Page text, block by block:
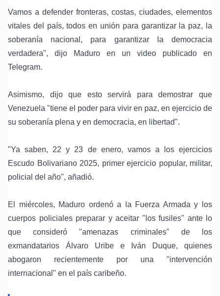
Vamos a defender fronteras, costas, ciudades, elementos
vitales del país, todos en unión para garantizar la paz, la
soberanía nacional, para garantizar la democracia
verdadera", dijo Maduro en un video publicado en
Telegram.
Asimismo, dijo que esto servirá para demostrar que
Venezuela "tiene el poder para vivir en paz, en ejercicio de
su soberanía plena y en democracia, en libertad".
"Ya saben, 22 y 23 de enero, vamos a los ejercicios
Escudo Bolivariano 2025, primer ejercicio popular, militar,
policial del año", añadió.
El miércoles, Maduro ordenó a la Fuerza Armada y los
cuerpos policiales preparar y aceitar "los fusiles" ante lo
que consideró "amenazas criminales" de los
exmandatarios Álvaro Uribe e Iván Duque, quienes
abogaron recientemente por una "intervención
internacional" en el país caribeño.